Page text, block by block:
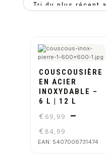
COUSCOUSIÈRE
EN ACIER
INOXYDABLE –
6 L | 12 L
€ 69,99 –
€ 84,99
EAN: 5407006731474